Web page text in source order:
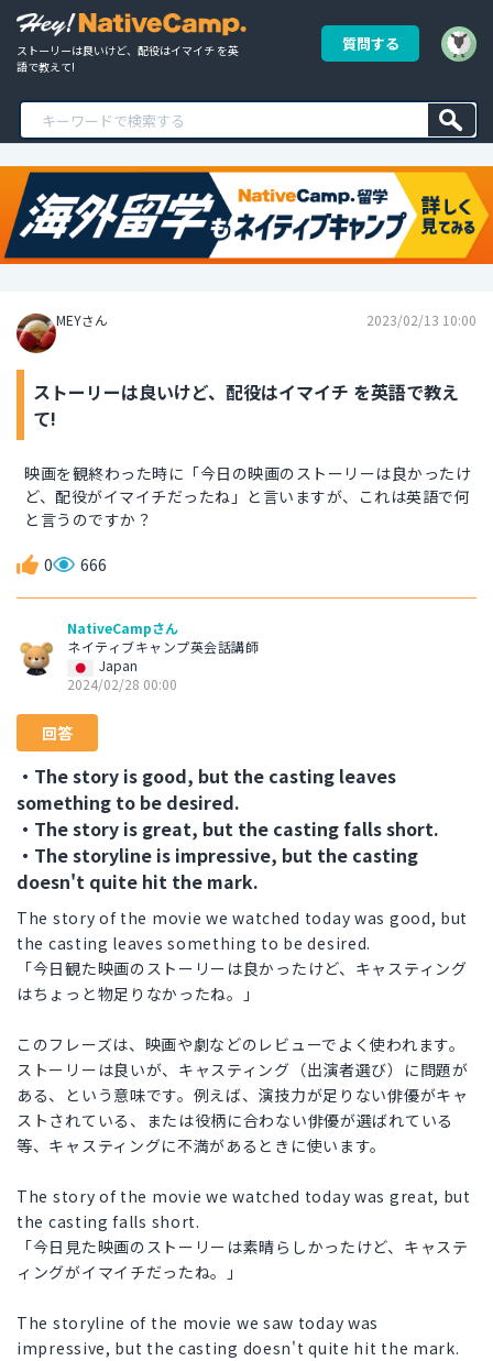
ストーリーは良いけど、配役はイマイチ を英
語で教えて!
質問する
MEYさん 2023/02/13 10:00
ストーリーは良いけど、配役はイマイチ を英語で教え
て!
映画を観終わった時に「今日の映画のストーリーは良かったけ
ど、配役がイマイチだったね」と言いますが、これは英語で何
と言うのですか？
0 666
NativeCampさん
ネイティブキャンプ英会話講師
Japan
2024/02/28 00:00
回答
・The story is good, but the casting leaves
something to be desired.
・The story is great, but the casting falls short.
・The storyline is impressive, but the casting
doesn't quite hit the mark.
The story of the movie we watched today was good, but
the casting leaves something to be desired.
「今日観た映画のストーリーは良かったけど、キャスティング
はちょっと物足りなかったね。」
このフレーズは、映画や劇などのレビューでよく使われます。
ストーリーは良いが、キャスティング（出演者選び）に問題が
ある、という意味です。例えば、演技力が足りない俳優がキャ
ストされている、または役柄に合わない俳優が選ばれている
等、キャスティングに不満があるときに使います。
The story of the movie we watched today was great, but
the casting falls short.
「今日見た映画のストーリーは素晴らしかったけど、キャステ
ィングがイマイチだったね。」
The storyline of the movie we saw today was
impressive, but the casting doesn't quite hit the mark.